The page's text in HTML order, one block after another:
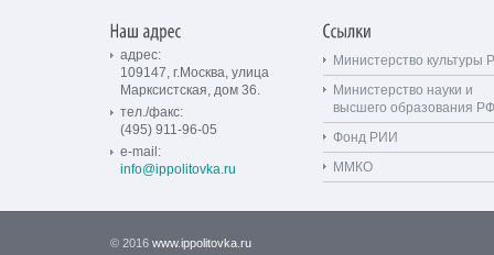
адрес:
109147, г.Москва, улица
Марксистская, дом 36.
тел./факс:
(495) 911-96-05
e-mail:
info@ippolitovka.ru
Министерство культуры
Министерство науки и
высшего образования РФ
Фонд РИИ
ММКО
© 2016 www.ippolitovka.ru